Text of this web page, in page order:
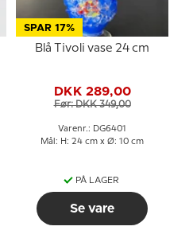
SPAR 17%
Blå Tivoli vase 24 cm
DKK 289,00
Før: DKK 349,00
Varenr.: DG6401
Mål: H: 24 cm x Ø: 10 cm
PÅ LAGER
Se vare